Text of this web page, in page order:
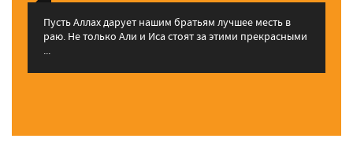
Пусть Аллах дарует нашим братьям лучшее месть в
раю. Не только Али и Иса стоят за этими прекрасными
...